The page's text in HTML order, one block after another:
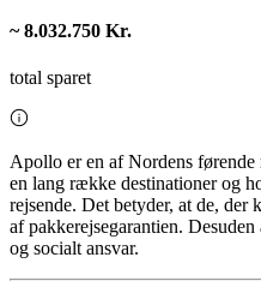
~ 8.032.750 Kr.
total sparet
Apollo er en af ​​Nordens
en lang række destinationer og
rejsende. Det betyder, at de, der
af pakkerejsegarantien.
og socialt ansvar.